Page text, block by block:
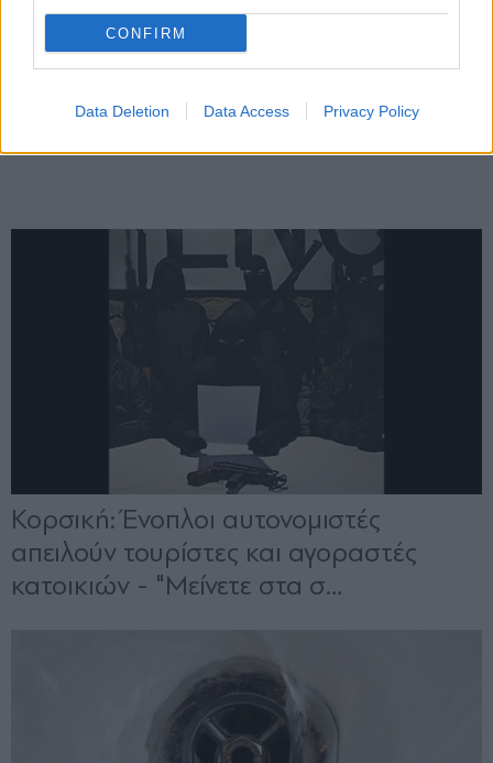
CONFIRM
Data Deletion Data Access Privacy Policy